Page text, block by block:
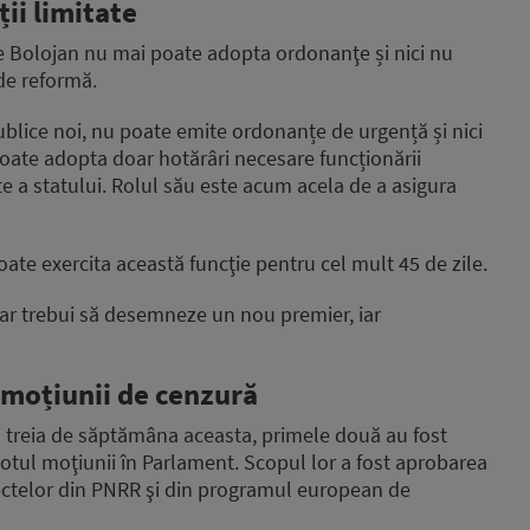
limitate
nu mai poate adopta ordonanţe și nici nu
reformă.
noi, nu poate emite ordonanțe de urgență și nici
adopta doar hotărâri necesare funcționării
statului. Rolul său este acum acela de a asigura
exercita această funcţie pentru cel mult 45 de zile.
trebui să desemneze un nou premier, iar
de cenzură
de săptămâna aceasta, primele două au fost
moţiunii în Parlament. Scopul lor a fost aprobarea
din PNRR şi din programul european de